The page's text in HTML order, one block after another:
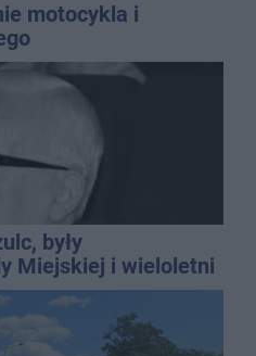
motocykla i
były
Miejskiej i wieloletni